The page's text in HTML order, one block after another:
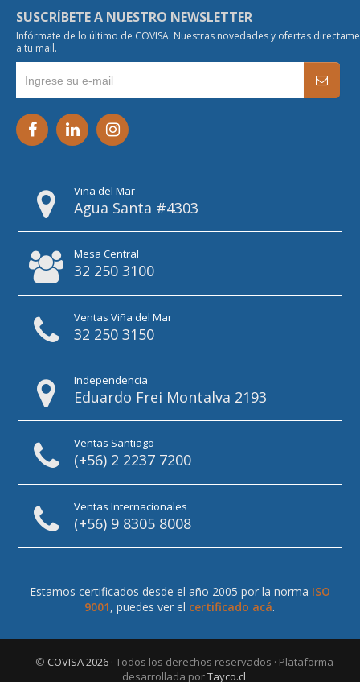
SUSCRÍBETE A NUESTRO NEWSLETTER
Infórmate de lo último de COVISA. Nuestras novedades y ofertas
a tu mail.
Viña del Mar
Agua Santa #4303
Mesa Central
32 250 3100
Ventas Viña del Mar
32 250 3150
Independencia
Eduardo Frei Montalva 2193
Ventas Santiago
(+56) 2 2237 7200
Ventas Internacionales
(+56) 9 8305 8008
Estamos certificados desde el año 2005 por la norma ISO
9001, puedes ver el certificado acá.
© COVISA 2026· Todos los derechos reservados · Plataforma
desarrollada porTayco.cl